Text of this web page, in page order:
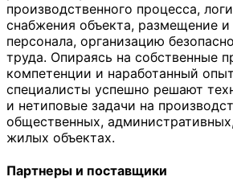
производственного процесса,
снабжения объекта, размещение и
персонала, организацию
труда. Опираясь на собственные
компетенции и наработанный
специалисты успешно решают
и нетиповые задачи на
общественных,
жилых объектах.
Партнеры и поставщики